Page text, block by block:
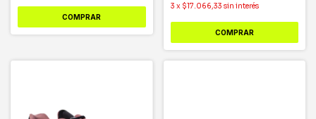
COMPRAR
3 x $17.066,33 sin interés
COMPRAR